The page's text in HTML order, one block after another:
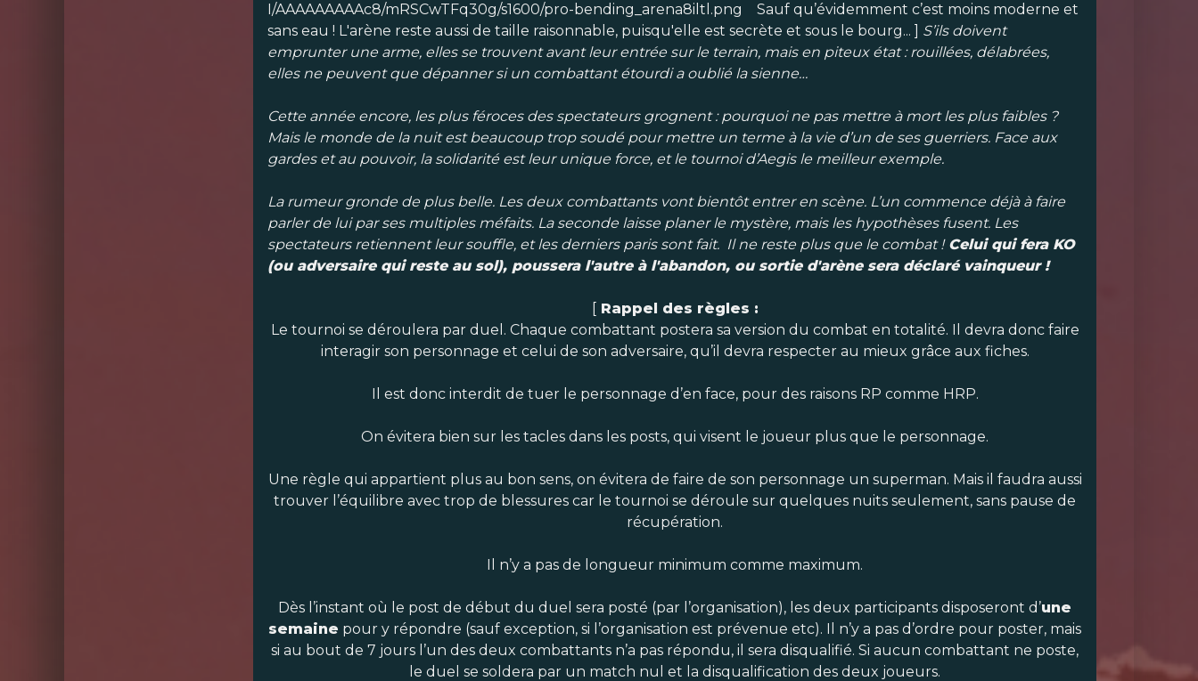
I/AAAAAAAAAc8/mRSCwTFq30g/s1600/pro-bending_arena8iltl.png Sauf qu’évidemment c’est moins moderne et
sans eau ! L'arène reste aussi de taille raisonnable, puisqu'elle est secrète et sous le bourg... ] S’ils doivent
emprunter une arme, elles se trouvent avant leur entrée sur le terrain, mais en piteux état : rouillées, délabrées,
elles ne peuvent que dépanner si un combattant étourdi a oublié la sienne…
Cette année encore, les plus féroces des spectateurs grognent : pourquoi ne pas mettre à mort les plus faibles ?
Mais le monde de la nuit est beaucoup trop soudé pour mettre un terme à la vie d’un de ses guerriers. Face aux
gardes et au pouvoir, la solidarité est leur unique force, et le tournoi d’Aegis le meilleur exemple.
La rumeur gronde de plus belle. Les deux combattants vont bientôt entrer en scène. L’un commence déjà à faire
parler de lui par ses multiples méfaits. La seconde laisse planer le mystère, mais les hypothèses fusent. Les
spectateurs retiennent leur souffle, et les derniers paris sont fait. Il ne reste plus que le combat !Celui qui fera KO
(ou adversaire qui reste au sol), poussera l'autre à l'abandon, ou sortie d'arène sera déclaré vainqueur !
[Rappel des règles :
Le tournoi se déroulera par duel. Chaque combattant postera sa version du combat en totalité. Il devra donc faire
interagir son personnage et celui de son adversaire, qu’il devra respecter au mieux grâce aux fiches.
Il est donc interdit de tuer le personnage d’en face, pour des raisons RP comme HRP.
On évitera bien sur les tacles dans les posts, qui visent le joueur plus que le personnage.
Une règle qui appartient plus au bon sens, on évitera de faire de son personnage un superman. Mais il faudra aussi
trouver l’équilibre avec trop de blessures car le tournoi se déroule sur quelques nuits seulement, sans pause de
récupération.
Il n’y a pas de longueur minimum comme maximum.
Dès l’instant où le post de début du duel sera posté (par l’organisation), les deux participants disposeront d’une
semaine pour y répondre (sauf exception, si l’organisation est prévenue etc). Il n’y a pas d’ordre pour poster, mais
si au bout de 7 jours l’un des deux combattants n’a pas répondu, il sera disqualifié. Si aucun combattant ne poste,
le duel se soldera par un match nul et la disqualification des deux joueurs.